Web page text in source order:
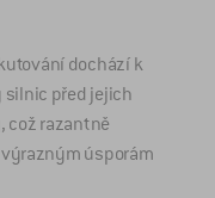
dochází k
před jejich
což razantně
úsporám